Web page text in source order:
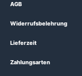
AGB
Widerrufsbelehrung
Lieferzeit
Zahlungsarten